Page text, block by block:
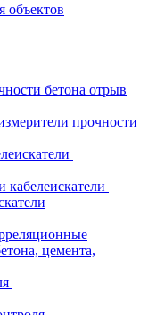
объектов
бетона отрыв
прочности
кабелеискатели
цемента,